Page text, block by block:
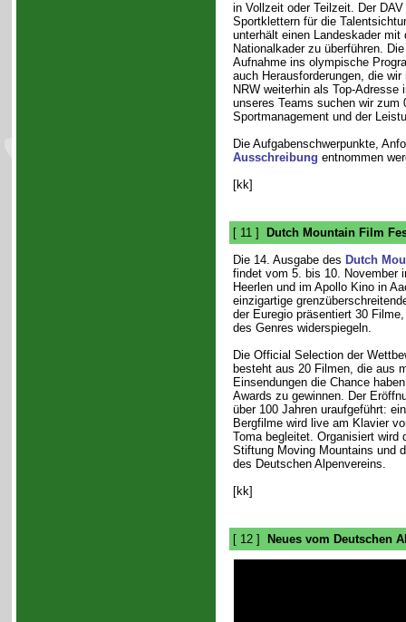
in Vollzeit oder Teilzeit. Der
Sportklettern für die
unterhält einen Landeskader
Nationalkader zu überführen.
Aufnahme ins olympische
auch Herausforderungen, die
NRW weiterhin als Top-
unseres Teams suchen wir zum
Sportmanagement und der
Die Aufgabenschwerpunkte,
Ausschreibung entnommen
[kk]
[ 11 ]
Dutch Mountain Film
Die 14. Ausgabe des Dutch
findet vom 5. bis 10. November
Heerlen und im Apollo Kino in
einzigartige
der Euregio präsentiert 30
des Genres widerspiegeln.
Die Official Selection der
besteht aus 20 Filmen, die aus
Einsendungen die Chance
Awards zu gewinnen. Der
über 100 Jahren uraufgeführt:
Bergfilme wird live am Klavier
Toma begleitet. Organisiert wird
Stiftung Moving Mountains und
des Deutschen Alpenvereins.
[kk]
[ 12 ] Neues vom Deutschen